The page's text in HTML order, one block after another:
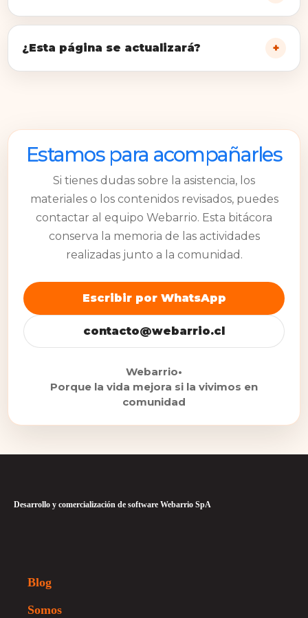
¿Esta página se actualizará?
Estamos para acompañarles
Si tienes dudas sobre la asistencia, los
materiales o los contenidos revisados, puedes
contactar al equipo Webarrio. Esta bitácora
conserva la memoria de las actividades
realizadas junto a la comunidad.
Escribir por WhatsApp
contacto@webarrio.cl
Webarrio•
Porque la vida mejora si la vivimos en
comunidad
Desarrollo y comercialización de software Webarrio SpA
Blog
Somos